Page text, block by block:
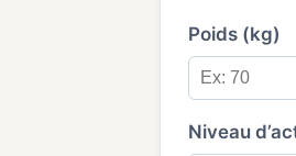
Poids (kg)
Niveau